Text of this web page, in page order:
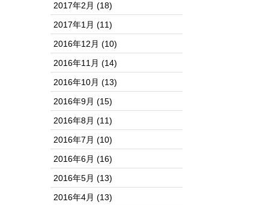
2017年2月 (18)
2017年1月 (11)
2016年12月 (10)
2016年11月 (14)
2016年10月 (13)
2016年9月 (15)
2016年8月 (11)
2016年7月 (10)
2016年6月 (16)
2016年5月 (13)
2016年4月 (13)